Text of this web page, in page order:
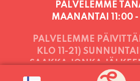
PALVELEMME
MAANANTAI 11:00
PALVELEMME
KLO 11-21)
SAAKKA JONKA
AVOINNA